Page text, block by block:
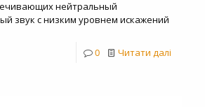
нейтральный
звук c низким уровнем искажений
0 Читати далі